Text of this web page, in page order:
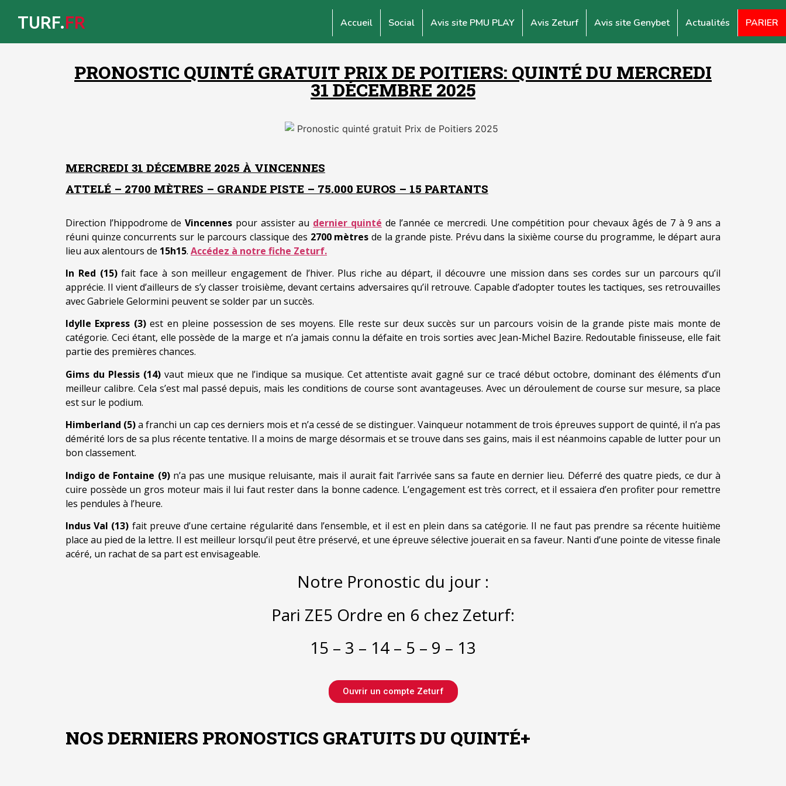
TURF.FR Accueil Social Avis site PMU PLAY Avis Zeturf Avis site Genybet Actualités PARIER
PRONOSTIC QUINTÉ GRATUIT PRIX DE POITIERS: QUINTÉ DU MERCREDI
31 DÉCEMBRE 2025
MERCREDI 31 DÉCEMBRE 2025 À VINCENNES
ATTELÉ – 2700 MÈTRES – GRANDE PISTE – 75.000 EUROS – 15 PARTANTS
Direction l’hippodrome deVincennes pour assister au dernier quinté de l’année ce mercredi. Une compétition pour chevaux âgés de 7 à 9 ans a
réuni quinze concurrents sur le parcours classique des 2700 mètres de la grande piste. Prévu dans la sixième course du programme, le départ aura
lieu aux alentours de 15h15. Accédez à notre fiche Zeturf.
In Red (15)fait face à son meilleur engagement de l’hiver. Plus riche au départ, il découvre une mission dans ses cordes sur un parcours qu’il
apprécie. Il vient d’ailleurs de s’y classer troisième, devant certains adversaires qu’il retrouve. Capable d’adopter toutes les tactiques, ses retrouvailles
avec Gabriele Gelormini peuvent se solder par un succès.
Idylle Express (3)est en pleine possession de ses moyens. Elle reste sur deux succès sur un parcours voisin de la grande piste mais monte de
catégorie. Ceci étant, elle possède de la marge et n’a jamais connu la défaite en trois sorties avec Jean-Michel Bazire. Redoutable finisseuse, elle fait
partie des premières chances.
Gims du Plessis (14)vaut mieux que ne l’indique sa musique. Cet attentiste avait gagné sur ce tracé début octobre, dominant des éléments d’un
meilleur calibre. Cela s’est mal passé depuis, mais les conditions de course sont avantageuses. Avec un déroulement de course sur mesure, sa place
est sur le podium.
Himberland (5)a franchi un cap ces derniers mois et n’a cessé de se distinguer. Vainqueur notamment de trois épreuves support de quinté, il n’a pas
démérité lors de sa plus récente tentative. Il a moins de marge désormais et se trouve dans ses gains, mais il est néanmoins capable de lutter pour un
bon classement.
Indigo de Fontaine (9)n’a pas une musique reluisante, mais il aurait fait l’arrivée sans sa faute en dernier lieu. Déferré des quatre pieds, ce dur à
cuire possède un gros moteur mais il lui faut rester dans la bonne cadence. L’engagement est très correct, et il essaiera d’en profiter pour remettre
les pendules à l’heure.
Indus Val (13) fait preuve d’une certaine régularité dans l’ensemble, et il est en plein dans sa catégorie. Il ne faut pas prendre sa récente huitième
place au pied de la lettre. Il est meilleur lorsqu’il peut être préservé, et une épreuve sélective jouerait en sa faveur. Nanti d’une pointe de vitesse finale
acéré, un rachat de sa part est envisageable.
Notre Pronostic du jour :
Pari ZE5 Ordre en 6 chez Zeturf:
15 – 3 – 14 – 5 – 9 – 13
Ouvrir un compte Zeturf
NOS DERNIERS PRONOSTICS GRATUITS DU QUINTÉ+